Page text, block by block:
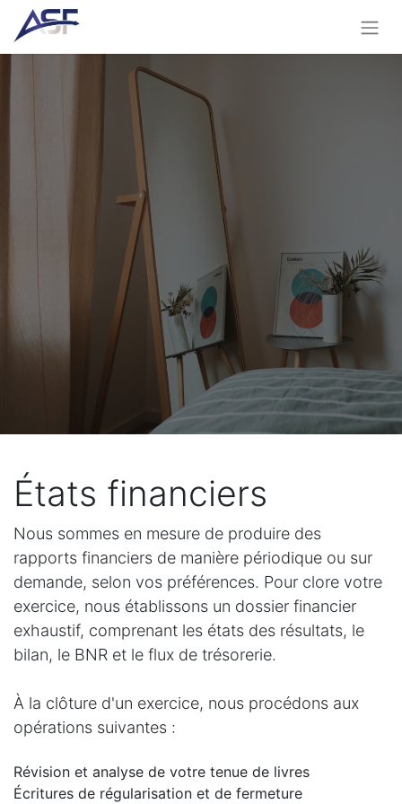
États financiers
Nous sommes en mesure de produire des
rapports financiers de manière périodique ou sur
demande, selon vos préférences. Pour clore votre
exercice, nous établissons un dossier financier
exhaustif, comprenant les états des résultats, le
bilan, le BNR et le flux de trésorerie.
À la clôture d'un exercice, nous procédons aux
opérations suivantes :
Révision et analyse de votre tenue de livres
Écritures de régularisation et de fermeture